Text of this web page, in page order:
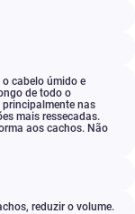
cabelo úmido e
de todo o
principalmente nas
mais ressecadas.
aos cachos. Não
, reduzir o volume.